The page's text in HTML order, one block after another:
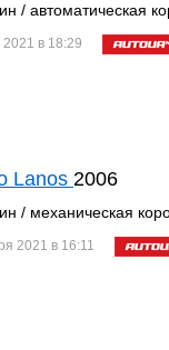
/ автоматическая
в 18:29
Lanos 2006
/ механическая
2021 в 16:11